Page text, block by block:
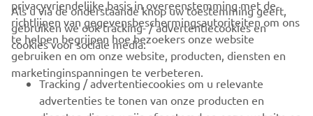
CORPORATE
VOOR BEDRIJVEN
privacyvriendelijke basis in overeenstemming met de
richtlijnen van gegevensbeschermingsautoriteiten om ons
te helpen begrijpen hoe bezoekers onze website
gebruiken en om onze website, producten, diensten en
marketinginspanningen te verbeteren.
Als u via de onderstaande knop uw toestemming geeft,
gebruiken we ook tracking- / advertentiecookies en
cookies voor sociale media:
Tracking / advertentiecookies om u relevante
advertenties te tonen van onze producten en